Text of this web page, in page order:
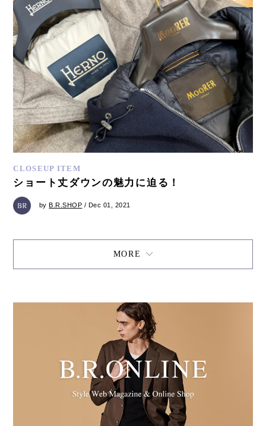
CLOSEUP ITEM
ショート丈ダウンの魅力に迫る！
by B.R.SHOP / Dec 01, 2021
MORE